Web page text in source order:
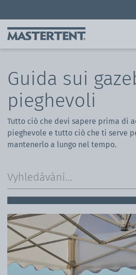
Guida sui
pieghevoli
Tutto ciò che devi sapere prima di
pieghevole e tutto ciò che ti serve
mantenerlo a lungo nel tempo.
Kontakt Home